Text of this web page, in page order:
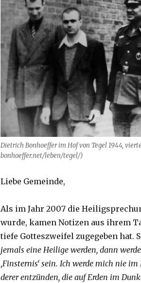
Dietrich Bonhoeffer im Hof von Tegel 1944,
bonhoeffer.net/leben/tegel/)
Liebe Gemeinde,
Als im Jahr 2007 die
wurde, kamen Notizen aus ihrem
tiefe Gotteszweifel zugegeben hat.
jemals eine Heilige werden, dann
‚Finsternis‘ sein. Ich werde mich nie
derer entzünden, die auf Erden im